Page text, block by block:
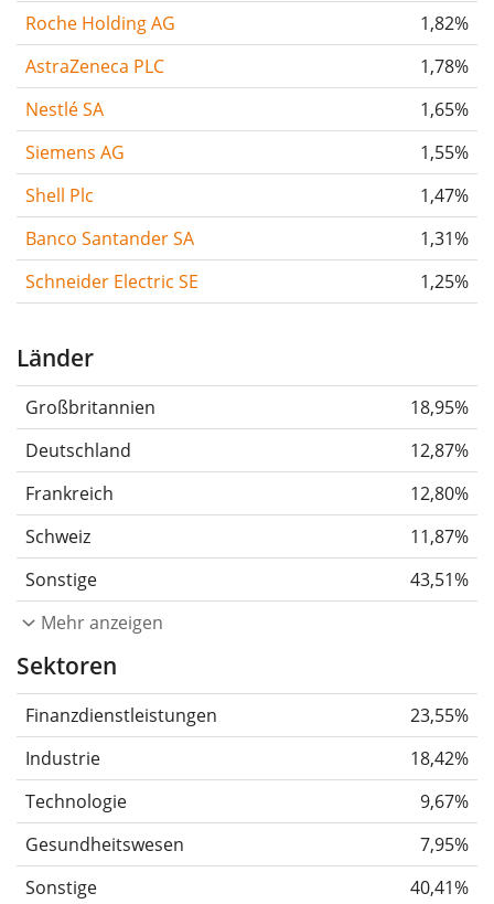
Roche Holding AG
1,82%
AstraZeneca PLC
1,78%
Nestlé SA
1,65%
Siemens AG
1,55%
Shell Plc
1,47%
Banco Santander SA
1,31%
Schneider Electric SE
1,25%
Länder
Großbritannien
18,95%
Deutschland
12,87%
Frankreich
12,80%
Schweiz
11,87%
Sonstige
43,51%
Mehr anzeigen
Sektoren
Finanzdienstleistungen
23,55%
Industrie
18,42%
Technologie
9,67%
Gesundheitswesen
7,95%
Sonstige
40,41%